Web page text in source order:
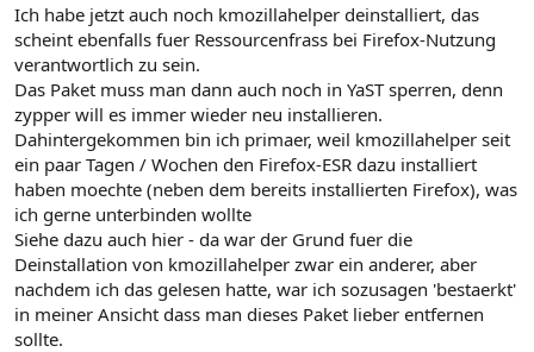
Ich habe jetzt auch noch kmozillahelper deinstalliert, das
scheint ebenfalls fuer Ressourcenfrass bei Firefox-Nutzung
verantwortlich zu sein.
Das Paket muss man dann auch noch in YaST sperren, denn
zypper will es immer wieder neu installieren.
Dahintergekommen bin ich primaer, weil kmozillahelper seit
ein paar Tagen / Wochen den Firefox-ESR dazu installiert
haben moechte (neben dem bereits installierten Firefox), was
ich gerne unterbinden wollte
Siehe dazu auch hier - da war der Grund fuer die
Deinstallation von kmozillahelper zwar ein anderer, aber
nachdem ich das gelesen hatte, war ich sozusagen 'bestaerkt'
in meiner Ansicht dass man dieses Paket lieber entfernen
sollte.